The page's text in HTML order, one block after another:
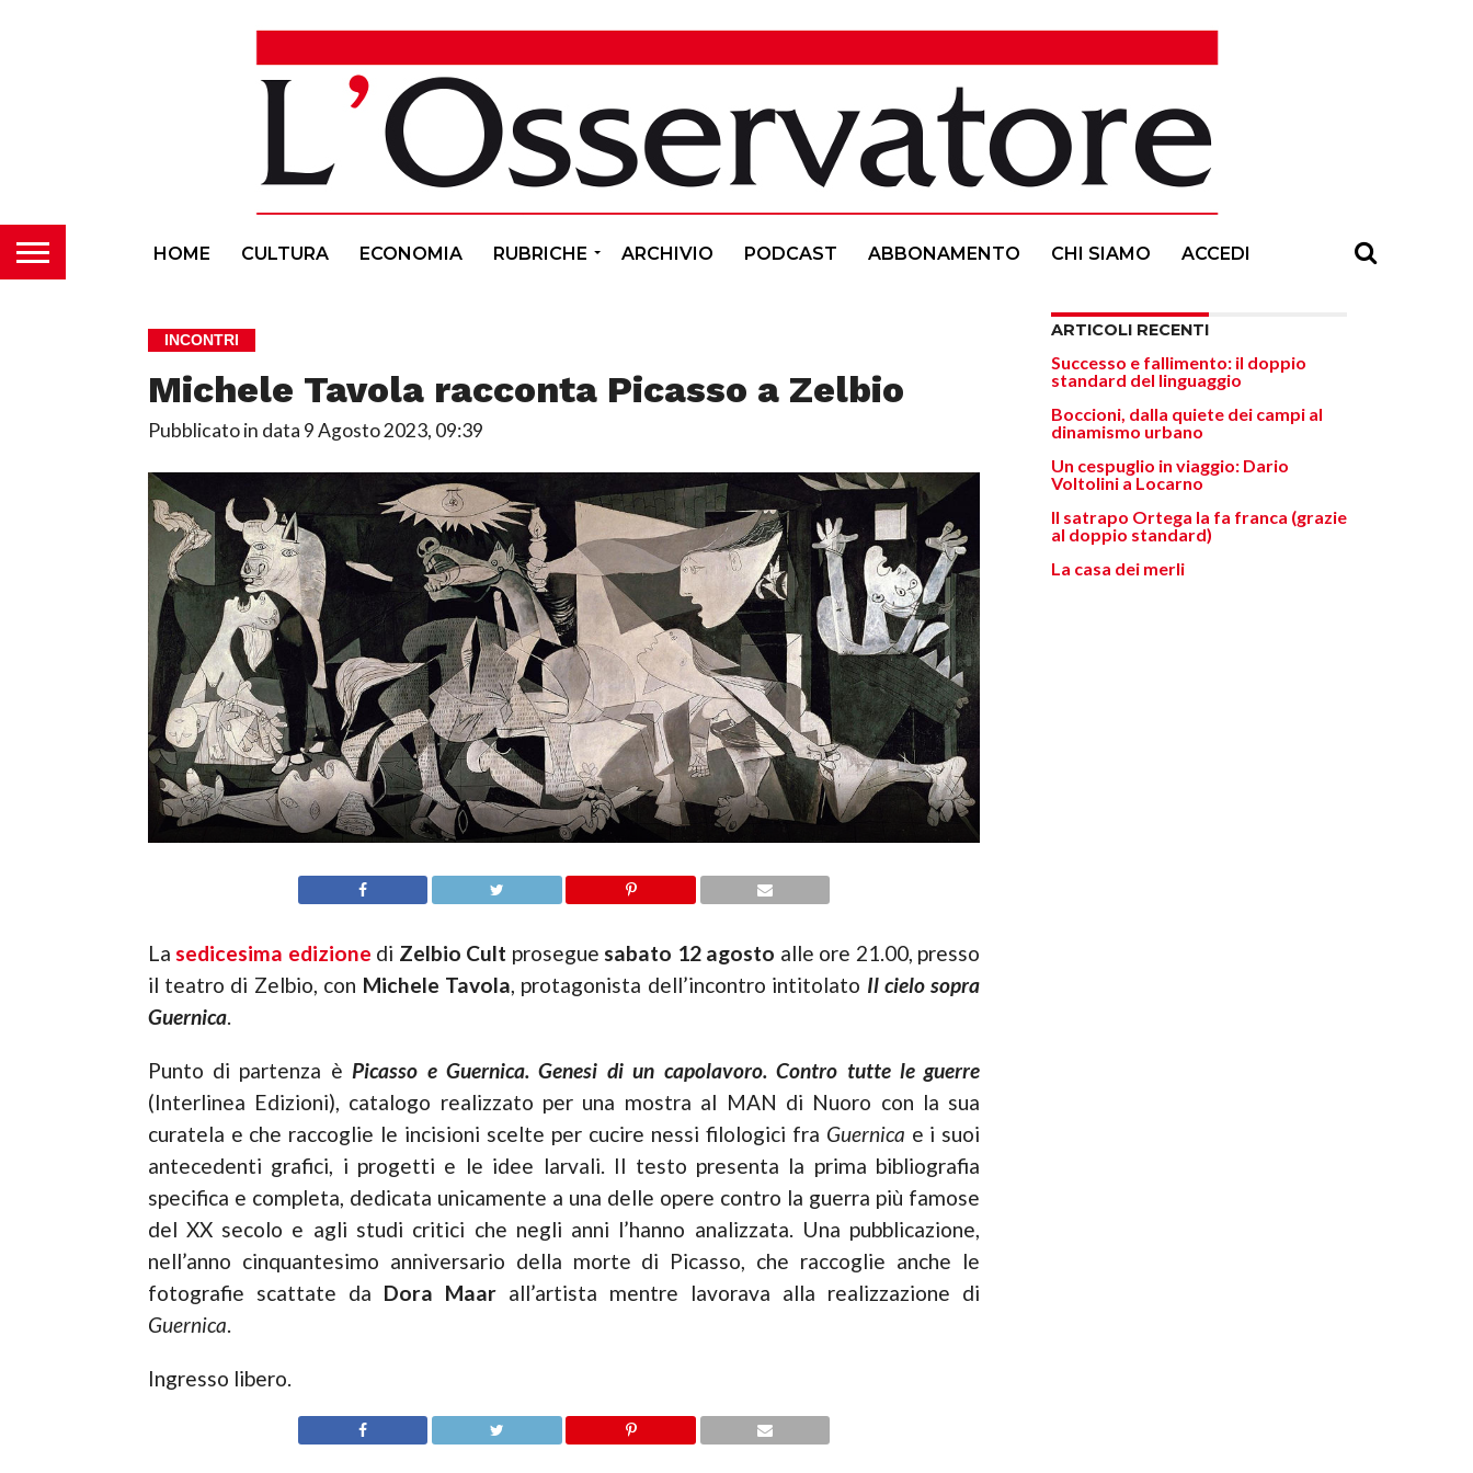
HOME CULTURA ECONOMIA RUBRICHE ARCHIVIO PODCAST ABBONAMENTO CHI SIAMO ACCEDI
INCONTRI
Michele Tavola racconta Picasso a Zelbio
Pubblicato in data 9 Agosto 2023, 09:39
Lasedicesima edizione di Zelbio Cult prosegue sabato 12 agosto alle ore 21.00, presso
il teatro di Zelbio, con Michele Tavola, protagonista dell’incontro intitolato Il cielo sopra
Guernica.
Punto di partenza è Picasso e Guernica. Genesi di un capolavoro. Contro tutte le guerre
(Interlinea Edizioni), catalogo realizzato per una mostra al MAN di Nuoro con la sua
curatela e che raccoglie le incisioni scelte per cucire nessi filologici fra Guernica e i suoi
antecedenti grafici, i progetti e le idee larvali. Il testo presenta la prima bibliografia
specifica e completa, dedicata unicamente a una delle opere contro la guerra più famose
del XX secolo e agli studi critici che negli anni l’hanno analizzata. Una pubblicazione,
nell’anno cinquantesimo anniversario della morte di Picasso, che raccoglie anche le
fotografie scattate da Dora Maarall’artista mentre lavorava alla realizzazione di
Guernica.
Ingresso libero.
ARTICOLI RECENTI
Successo e fallimento: il doppio
standard del linguaggio
Boccioni, dalla quiete dei campi al
dinamismo urbano
Un cespuglio in viaggio: Dario
Voltolini a Locarno
Il satrapo Ortega la fa franca (grazie
al doppio standard)
La casa dei merli